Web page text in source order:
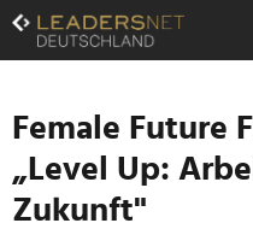
Zum
Inhalt
Zur
Navigation
Zur
Hauptnavigation
Female Future
„Level Up:
Zukunft"